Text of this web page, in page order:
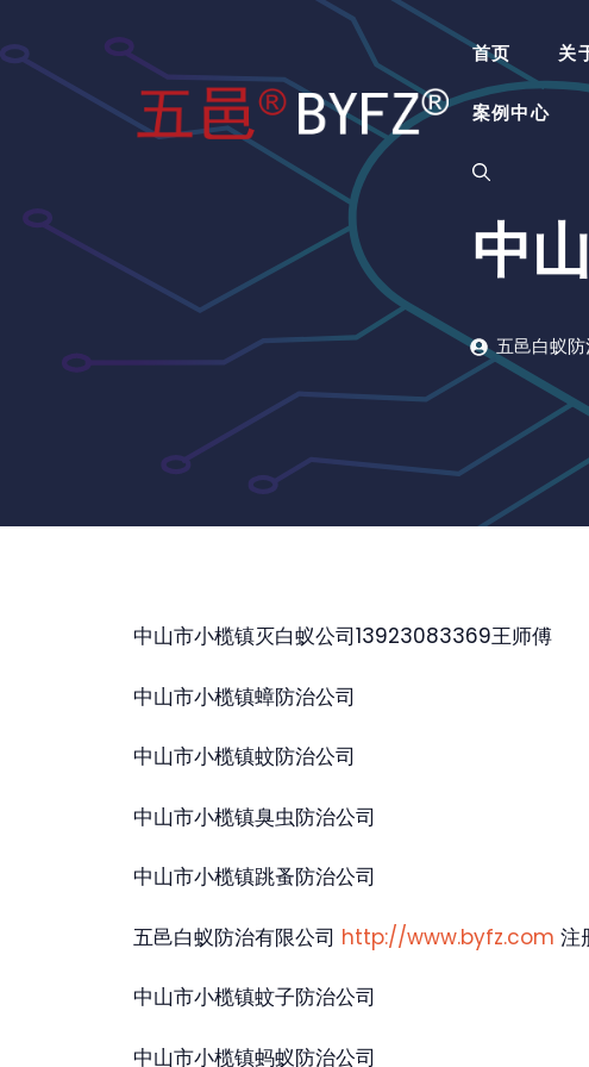
至
内
首页 关
案例中心
中
五邑白蚁
中山市小榄镇灭白蚁公司13923083369王师傅
中山市小榄镇蟑防治公司
中山市小榄镇蚊防治公司
中山市小榄镇臭虫防治公司
中山市小榄镇跳蚤防治公司
五邑白蚁防治有限公司 http://www.byfz.com 注
中山市小榄镇蚊子防治公司
中山市小榄镇蚂蚁防治公司